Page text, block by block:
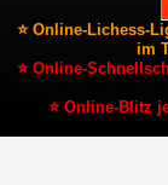
⭐ Online-Lichess-
im
⭐ Online-
⭐ Online-Blitz